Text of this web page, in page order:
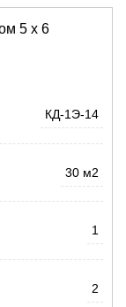
КД-1Э-14
30 м2
1
2